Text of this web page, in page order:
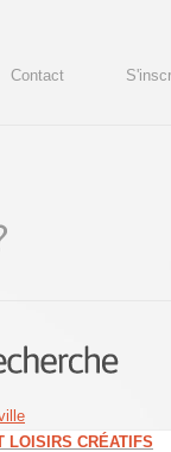
Contact
LOISIRS CRÉATIFS